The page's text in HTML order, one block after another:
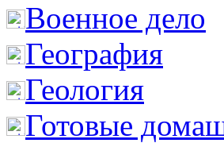
Военное дело
География
Геология
Готовые